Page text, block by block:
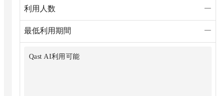
利用人数 ー
最低利用期間 ー
Qast AI利用可能